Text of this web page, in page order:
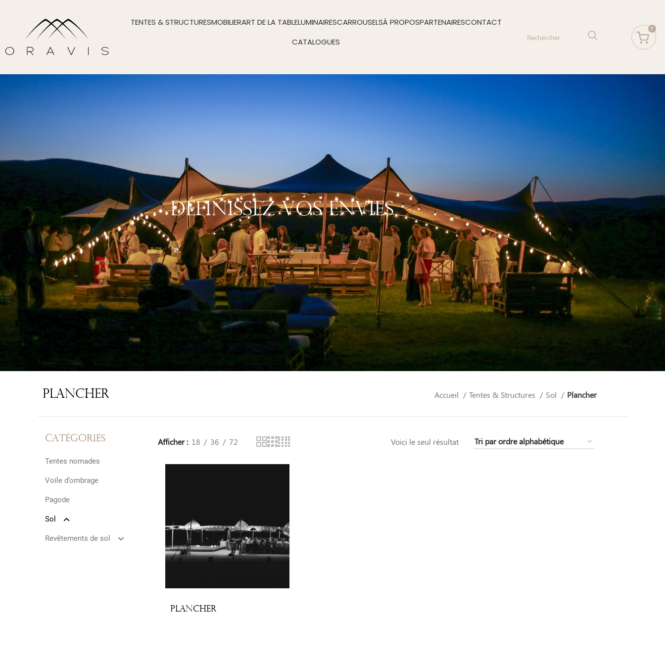
TENTES & STRUCTURESMOBILIERART DE LA TABLELUMINAIRESCARROUSELSÀ PROPOSPARTENAIRESCONTACT
CATALOGUES
0
Définissez Vos Envies
Plancher Accueil Tentes & Structures Sol Plancher
CATÉGORIES
Tentes nomades
Voile d’ombrage
Pagode
Sol
Plancher
Revêtements de sol
Afficher 18 36 72 Voici le seul résultat
Plancher